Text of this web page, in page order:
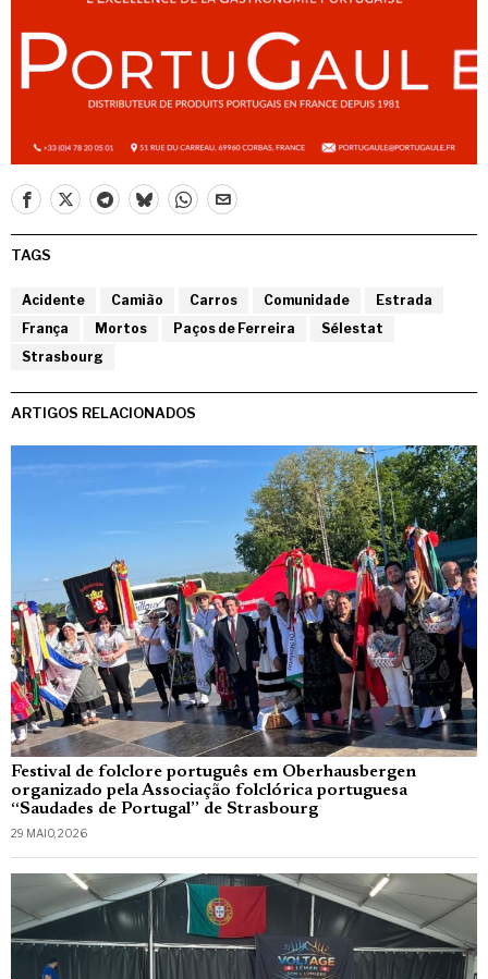
TAGS
Acidente Camião Carros Comunidade
Estrada
França
Mortos Paços de Ferreira
Sélestat
Strasbourg
ARTIGOS RELACIONADOS
Festival de folclore português em Oberhausbergen
organizado pela Associação folclórica portuguesa
“Saudades de Portugal” de Strasbourg
29 MAIO, 2026